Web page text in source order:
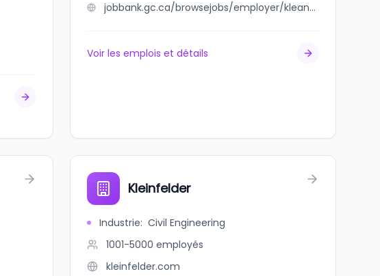
jobbank.gc.ca/browsejobs/employer/klean-rite+ltd./ca
Voir les emplois et détails
Kleinfelder
Industrie: Civil Engineering
1001-5000 employés
kleinfelder.com